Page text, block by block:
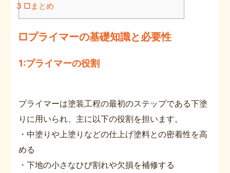
3 □まとめ
□プライマーの基礎知識と必要性
1:プライマーの役割
プライマーは塗装工程の最初のステップである下塗
りに用いられ、主に以下の役割を担います。
・中塗りや上塗りなどの仕上げ塗料との密着性を高
める
・下地の小さなひび割れや欠損を補修する